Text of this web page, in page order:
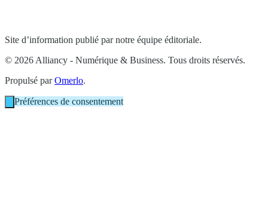
Site d’information publié par notre équipe éditoriale.
© 2026 Alliancy - Numérique & Business. Tous droits réservés.
Propulsé parOmerlo.
Préférences de consentement